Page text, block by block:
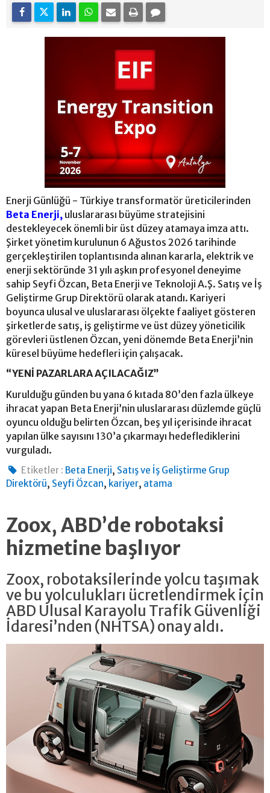
Enerji Günlüğü - Türkiye transformatör üreticilerinden
Beta Enerji, uluslararası büyüme stratejisini
destekleyecek önemli bir üst düzey atamaya imza attı.
Şirket yönetim kurulunun 6 Ağustos 2026 tarihinde
gerçekleştirilen toplantısında alınan kararla, elektrik ve
enerji sektöründe 31 yılı aşkın profesyonel deneyime
sahip Seyfi Özcan, Beta Enerji ve Teknoloji A.Ş. Satış ve İş
Geliştirme Grup Direktörü olarak atandı. Kariyeri
boyunca ulusal ve uluslararası ölçekte faaliyet gösteren
şirketlerde satış, iş geliştirme ve üst düzey yöneticilik
görevleri üstlenen Özcan, yeni dönemde Beta Enerji’nin
küresel büyüme hedefleri için çalışacak.
“YENİ PAZARLARA AÇILACAĞIZ”
Kurulduğu günden bu yana 6 kıtada 80’den fazla ülkeye
ihracat yapan Beta Enerji’nin uluslararası düzlemde güçlü
oyuncu olduğu belirten Özcan, beş yıl içerisinde ihracat
yapılan ülke sayısını 130’a çıkarmayı hedeflediklerini
vurguladı.
Etiketler : Beta Enerji, Satış ve İş Geliştirme Grup
Direktörü, Seyfi Özcan, kariyer, atama
Zoox, ABD’de robotaksi
hizmetine başlıyor
Zoox, robotaksilerinde yolcu taşımak
ve bu yolculukları ücretlendirmek için
ABD Ulusal Karayolu Trafik Güvenliği
İdaresi’nden (NHTSA) onay aldı.